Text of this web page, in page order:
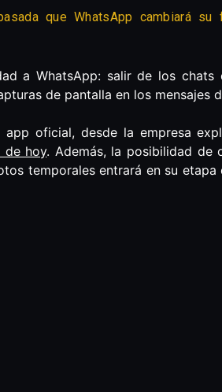
que WhatsApp cambiará
a WhatsApp: salir de los
de pantalla en los mensajes
oficial, desde la empresa
de hoy. Además, la posibilidad de
temporales entrará en su